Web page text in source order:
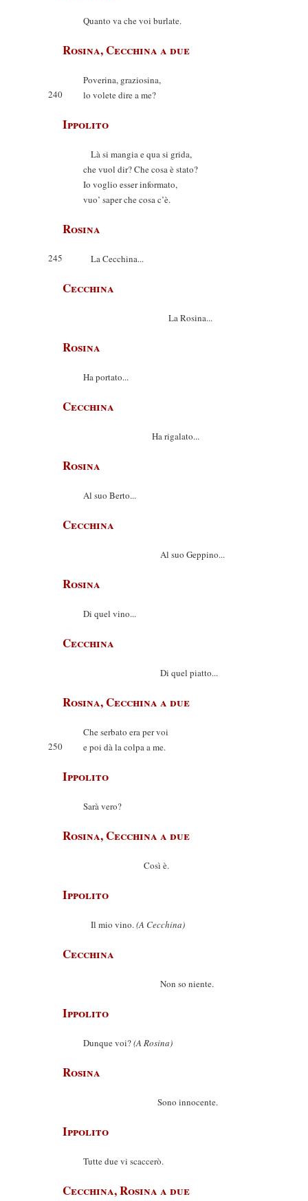
Quanto va che voi burlate.
Rosina, Cecchina a due
Poverina, graziosina,
240
lo volete dire a me?
Ippolito
Là si mangia e qua si grida,
che vuol dir? Che cosa è stato?
Io voglio esser informato,
vuo’ saper che cosa c’è.
Rosina
245 La Cecchina...
Cecchina
La Rosina...
Rosina
Ha portato...
Cecchina
Ha rigalato...
Rosina
Al suo Berto...
Cecchina
Al suo Geppino...
Rosina
Di quel vino...
Cecchina
Di quel piatto...
Rosina, Cecchina a due
Che serbato era per voi
250
e poi dà la colpa a me.
Ippolito
Sarà vero?
Rosina, Cecchina a due
Così è.
Ippolito
Il mio vino.(A Cecchina)
Cecchina
Non so niente.
Ippolito
Dunque voi?(A Rosina)
Rosina
Sono innocente.
Ippolito
Tutte due vi scaccerò.
Cecchina, Rosina a due